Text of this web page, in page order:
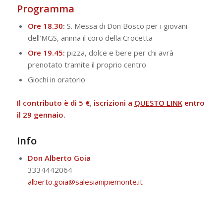
Programma
Ore 18.30: S. Messa di Don Bosco per i giovani
dell’MGS, anima il coro della Crocetta
Ore 19.45: pizza, dolce e bere per chi avrà
prenotato tramite il proprio centro
Giochi in oratorio
Il contributo è di 5 €, iscrizioni a QUESTO LINKentro
il 29 gennaio.
Info
Don Alberto Goia
3334442064
alberto.goia@salesianipiemonte.it